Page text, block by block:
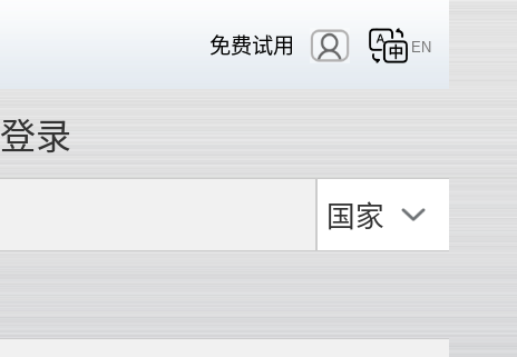
免费试用 EN
录
国家